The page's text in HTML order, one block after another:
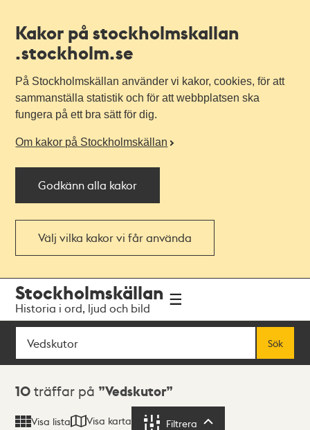
Kakor på stockholmskallan
.stockholm.se
På Stockholmskällan använder vi kakor, cookies, för att
sammanställa statistik och för att webbplatsen ska
fungera på ett bra sätt för dig.
Om kakor på Stockholmskällan
Godkänn alla kakor
Välj vilka kakor vi får använda
navigationen
huvudinnehållet
Stockholmskällan
Historia i ord, ljud och bild
Sök
Sök
Sökresultat
10 träffar på Vedskutor
Visa lista Visa karta Filtrera